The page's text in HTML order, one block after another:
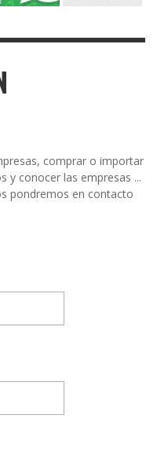
comprar o importar
y conocer las empresas ...
pondremos en contacto